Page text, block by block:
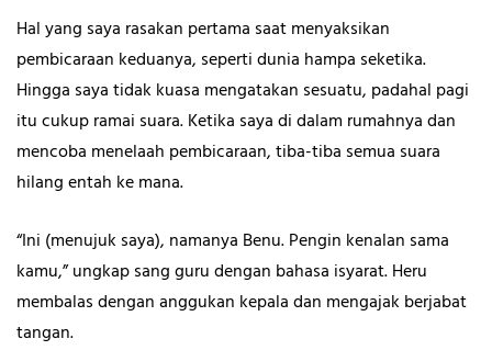
Hal yang saya rasakan pertama saat menyaksikan
pembicaraan keduanya, seperti dunia hampa seketika.
Hingga saya tidak kuasa mengatakan sesuatu, padahal pagi
itu cukup ramai suara. Ketika saya di dalam rumahnya dan
mencoba menelaah pembicaraan, tiba-tiba semua suara
hilang entah ke mana.
“Ini (menujuk saya), namanya Benu. Pengin kenalan sama
kamu,” ungkap sang guru dengan bahasa isyarat. Heru
membalas dengan anggukan kepala dan mengajak berjabat
tangan.